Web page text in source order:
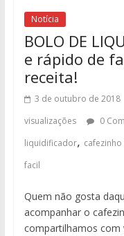
Notícia
BOLO DE
e rápido de
receita!
3 de outubro de 2018
visualizações
0
liquidificador,
facil
Quem não gosta
acompanhar o
compartilhamos com